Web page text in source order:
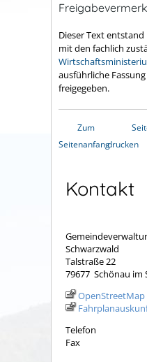
Freigabevermerk
Dieser Text
mit den fachlich
ausführliche
freigegeben.
Zum
Seitenanfangdrucken
Kontakt
Schwarzwald
Talstraße 22
79677 Schönau im
OpenStreetMap
Telefon
Fax